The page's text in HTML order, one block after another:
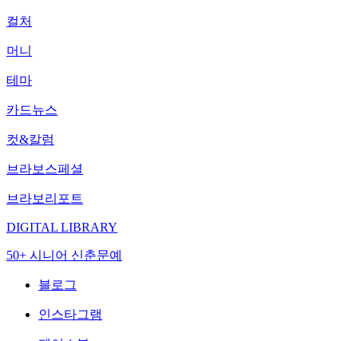
컬처
머니
테마
카드뉴스
컷&칼럼
브라보스페셜
브라보리포트
DIGITAL LIBRARY
50+ 시니어 신춘문예
블로그
인스타그램